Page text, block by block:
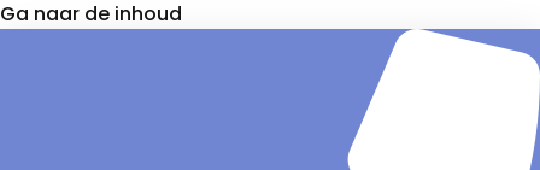
Ga naar de inhoud